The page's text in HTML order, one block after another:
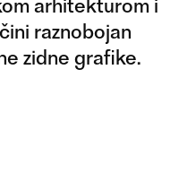
arhitekturom i
raznobojan
zidne grafike.